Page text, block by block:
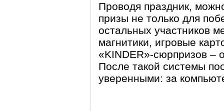
Проводя праздник,
призы не только для
остальных участников
магнитики, игровые
«KINDER»-сюрпризов –
После такой системы
уверенными: за